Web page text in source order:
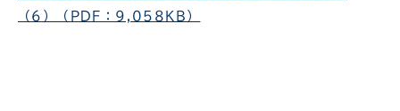
（6）（PDF：9,058KB）